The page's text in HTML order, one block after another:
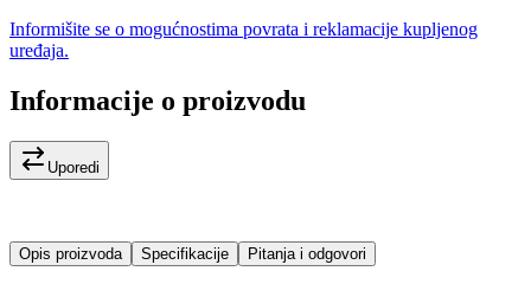
Informišite se o mogućnostima povrata i reklamacije kupljenog
uređaja.
Informacije o proizvodu
Uporedi
Opis proizvoda Specifikacije Pitanja i odgovori